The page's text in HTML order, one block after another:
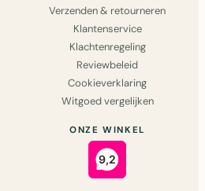
Verzenden & retourneren
Klantenservice
Klachtenregeling
Reviewbeleid
Cookieverklaring
Witgoed vergelijken
ONZE WINKEL